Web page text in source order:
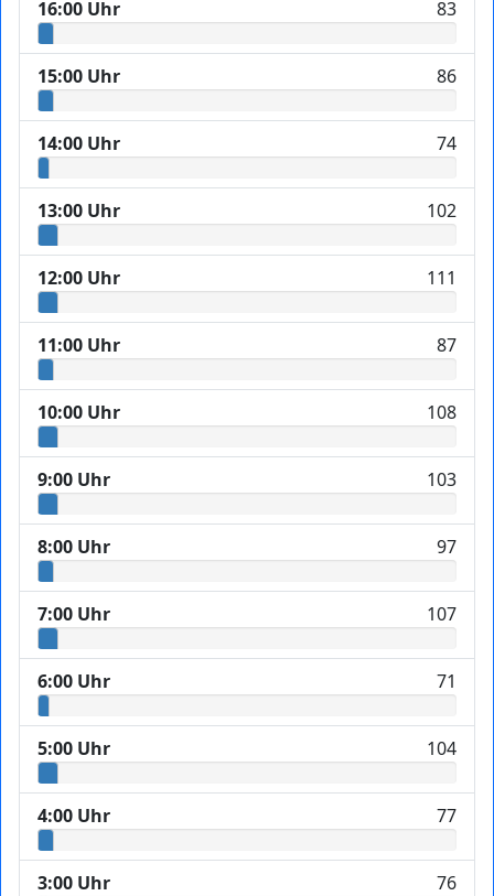
16:00 Uhr 83
15:00 Uhr 86
14:00 Uhr 74
13:00 Uhr 102
12:00 Uhr 111
11:00 Uhr 87
10:00 Uhr 108
9:00 Uhr 103
8:00 Uhr 97
7:00 Uhr 107
6:00 Uhr 71
5:00 Uhr 104
4:00 Uhr 77
3:00 Uhr 76